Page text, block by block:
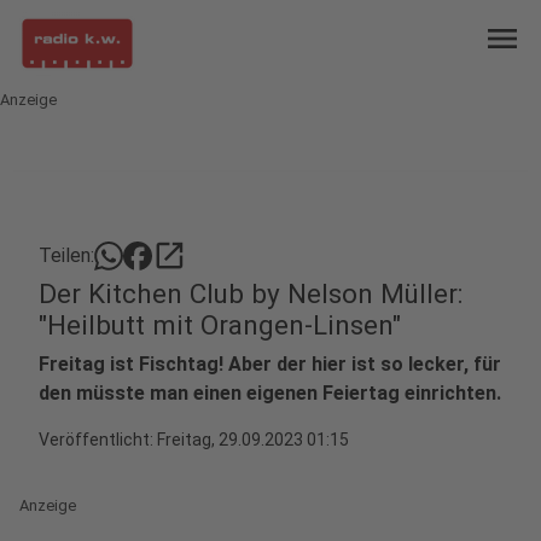
menu
Anzeige
Teilen: open_in_new
Der Kitchen Club by Nelson Müller:
"Heilbutt mit Orangen-Linsen"
Freitag ist Fischtag! Aber der hier ist so lecker, für
den müsste man einen eigenen Feiertag einrichten.
Veröffentlicht: Freitag, 29.09.2023 01:15
Anzeige